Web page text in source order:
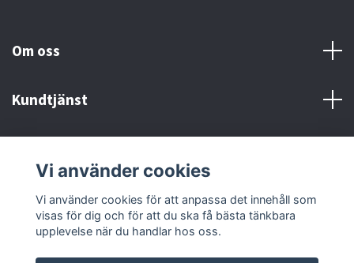
Om oss
Kundtjänst
Sociala medier
Vi använder cookies
Vi använder cookies för att anpassa det innehåll som
visas för dig och för att du ska få bästa tänkbara
upplevelse när du handlar hos oss.